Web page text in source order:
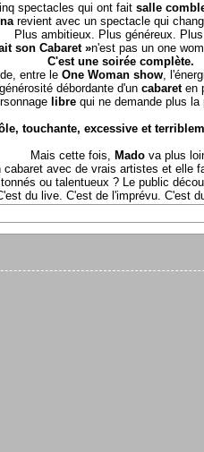
spectacles qui ont fait salle
revient avec un spectacle qui
Plus ambitieux. Plus généreux.
son Cabaret »n'est pas un one
C'est une soirée complète.
entre le One Woman show,
débordante d'un cabaret en
librequi ne demande plus la
touchante, excessive et
Mais cette fois, Mado va plus
cabaret avec de vrais artistes et elle
ou talentueux ? Le public
du live. C'est de l'imprévu. C'est